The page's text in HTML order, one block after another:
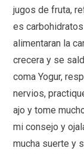
jugos de fruta,
es
alimentaran la
crecera y se
coma Yogur,
nervios,
ajo y tome
mi consejo y
mucha suerte y